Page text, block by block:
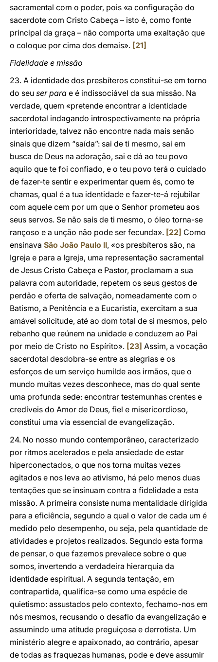
sacramental com o poder, pois «a configuração do
sacerdote com Cristo Cabeça – isto é, como fonte
principal da graça – não comporta uma exaltação que
o coloque por cima dos demais». [21]
Fidelidade e missão
23. A identidade dos presbíteros constitui-se em torno
do seu ser para e é indissociável da sua missão. Na
verdade, quem «pretende encontrar a identidade
sacerdotal indagando introspectivamente na própria
interioridade, talvez não encontre nada mais senão
sinais que dizem “saída”: sai de ti mesmo, sai em
busca de Deus na adoração, sai e dá ao teu povo
aquilo que te foi confiado, e o teu povo terá o cuidado
de fazer-te sentir e experimentar quem és, como te
chamas, qual é a tua identidade e fazer-te-á rejubilar
com aquele cem por um que o Senhor prometeu aos
seus servos. Se não sais de ti mesmo, o óleo torna-se
rançoso e a unção não pode ser fecunda». [22] Como
ensinava São João Paulo II, «os presbíteros são, na
Igreja e para a Igreja, uma representação sacramental
de Jesus Cristo Cabeça e Pastor, proclamam a sua
palavra com autoridade, repetem os seus gestos de
perdão e oferta de salvação, nomeadamente com o
Batismo, a Penitência e a Eucaristia, exercitam a sua
amável solicitude, até ao dom total de si mesmos, pelo
rebanho que reúnem na unidade e conduzem ao Pai
por meio de Cristo no Espírito». [23] Assim, a vocação
sacerdotal desdobra-se entre as alegrias e os
esforços de um serviço humilde aos irmãos, que o
mundo muitas vezes desconhece, mas do qual sente
uma profunda sede: encontrar testemunhas crentes e
credíveis do Amor de Deus, fiel e misericordioso,
constitui uma via essencial de evangelização.
24. No nosso mundo contemporâneo, caracterizado
por ritmos acelerados e pela ansiedade de estar
hiperconectados, o que nos torna muitas vezes
agitados e nos leva ao ativismo, há pelo menos duas
tentações que se insinuam contra a fidelidade a esta
missão. A primeira consiste numa mentalidade dirigida
para a eficiência, segundo a qual o valor de cada um é
medido pelo desempenho, ou seja, pela quantidade de
atividades e projetos realizados. Segundo esta forma
de pensar, o que fazemos prevalece sobre o que
somos, invertendo a verdadeira hierarquia da
identidade espiritual. A segunda tentação, em
contrapartida, qualifica-se como uma espécie de
quietismo: assustados pelo contexto, fechamo-nos em
nós mesmos, recusando o desafio da evangelização e
assumindo uma atitude preguiçosa e derrotista. Um
ministério alegre e apaixonado, ao contrário, apesar
de todas as fraquezas humanas, pode e deve assumir